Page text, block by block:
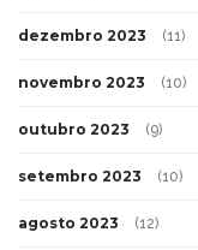
dezembro 2023 (11)
novembro 2023 (10)
outubro 2023 (9)
setembro 2023 (10)
agosto 2023 (12)